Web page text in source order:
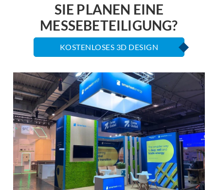
SIE PLANEN EINE
MESSEBETEILIGUNG?
KOSTENLOSES 3D DESIGN